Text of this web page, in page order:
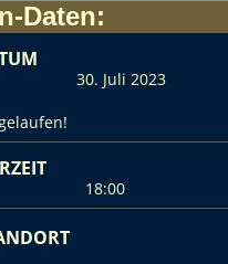
Daten:
30. Juli 2023
18:00